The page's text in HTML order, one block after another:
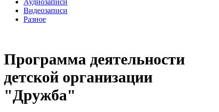
Видеозаписи
Разное
Программа деятельности
детской организации
"Дружба"